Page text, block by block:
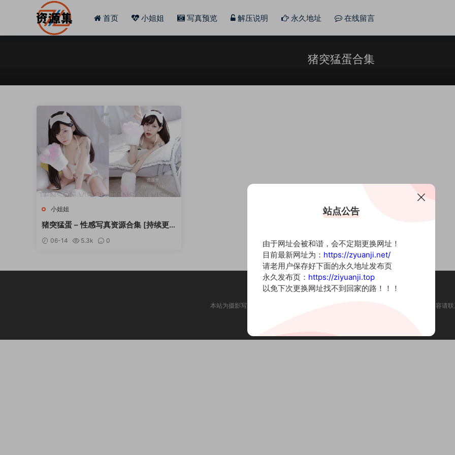
首页 小姐姐 写真预览 解压说明 永久地址 在线留言
猪突猛蛋合集
小姐姐
猪突猛蛋 – 性感写真资源合集 [持续更
06-14 5.3k 0
本站为摄影写真图片网站，内容来自网络收集整理，仅作个人学习使用。如有违法内容请
站点公告
由于网址会被和谐，会不定期更换网址！
目前最新网址为： https://zyuanji.net/
请老用户保存好下面的永久地址发布页
永久发布页： https://ziyuanji.top
以免下次更换网址找不到回家的路！！！